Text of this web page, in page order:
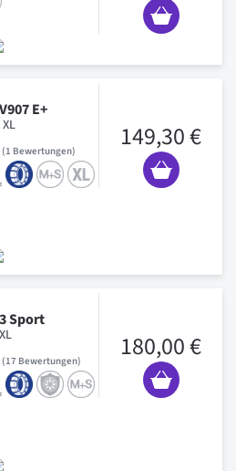
E+
1 Bewertungen 149,30 €
Sport
17 Bewertungen 180,00 €